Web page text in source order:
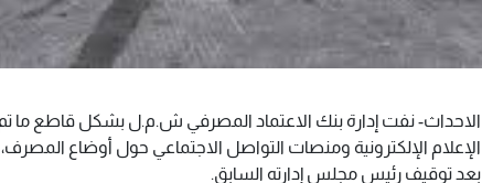
الاحداث- نفت إدارة بنك الاعتماد المصرفي ش.م.ل بشكل قاطع ما
الإعلام الإلكترونية ومنصات التواصل الاجتماعي حول أوضاع
بعد توقيف رئيس مجلس إدارته السابق.